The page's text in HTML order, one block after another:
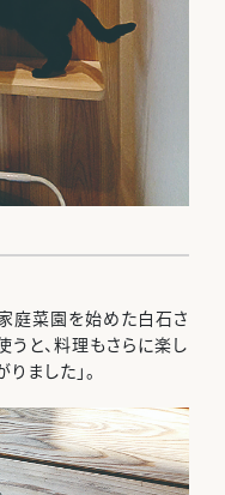
庭菜園を始めた白石さ
うと、料理もさらに楽し
ました」。